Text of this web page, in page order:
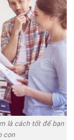
là cách tốt để bạn
con